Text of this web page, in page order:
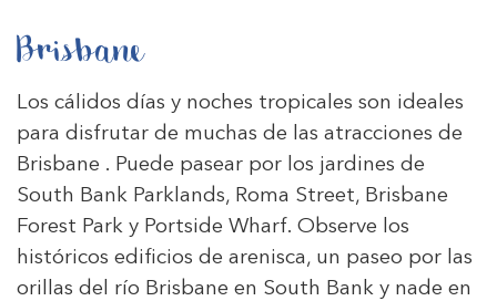
Brisbane
Los cálidos días y noches tropicales son ideales
para disfrutar de muchas de las atracciones de
Brisbane . Puede pasear por los jardines de
South Bank Parklands, Roma Street, Brisbane
Forest Park y Portside Wharf. Observe los
históricos edificios de arenisca, un paseo por las
orillas del río Brisbane en South Bank y nade en